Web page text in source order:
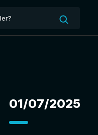
01/07/2025